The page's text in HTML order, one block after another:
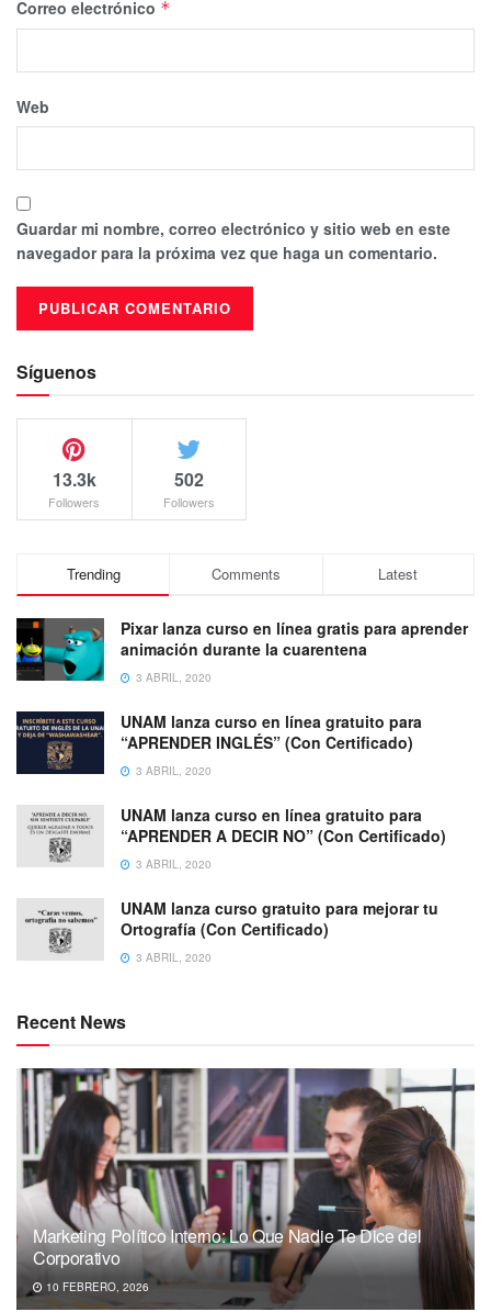
Correo electrónico *
Web
Guardar mi nombre, correo electrónico y sitio web en este
navegador para la próxima vez que haga un comentario.
Síguenos
13.3k
Followers
502
Followers
Trending Comments Latest
Pixar lanza curso en línea gratis para aprender
animación durante la cuarentena
3 ABRIL, 2020
UNAM lanza curso en línea gratuito para
“APRENDER INGLÉS” (Con Certificado)
3 ABRIL, 2020
UNAM lanza curso en línea gratuito para
“APRENDER A DECIR NO” (Con Certificado)
3 ABRIL, 2020
UNAM lanza curso gratuito para mejorar tu
Ortografía (Con Certificado)
3 ABRIL, 2020
Recent News
Marketing Político Interno: Lo Que Nadie Te Dice del
Corporativo
10 FEBRERO, 2026